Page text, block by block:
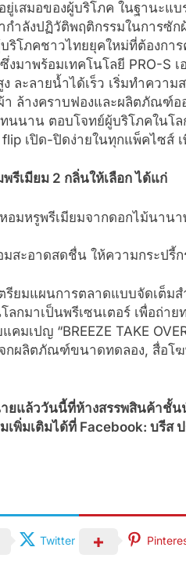
ยู่เสมอของผู้บริโภค ในฐานะ
ำลังปฏิวัติพฤติกรรมในการซั
ริโภคชาวไทยยุคใหม่ที่ต้องกา
มาพร้อมเทคโนโลยี PRO-S
ง ละลายน้ำได้เร็ว เริ่มทำคว
า ล้างคราบฟองและผลิตภัณฑ์
นนาน ตอบโจทย์ผู้บริโภคในโ
เปิด-ปิดง่ายในทุกแพ็คไซส์
เมียม 2 กลิ่นให้เลือก ได้แก่
อมหรูพรีเมียมจากดอกไม้นา
สะอาดสดชื่น ให้ความกระปรี้
รียมแผนการตลาดแบบจัดเต็ม
ลกมาเป็นพรีเซนเตอร์ เพื่อถ่
มเปญ “BREEZE TAKE
กผลิตภัณฑ์ขนาดทดลอง, สื่อ
ยแล้ววันนี้ที่ห้างสรรพสินค้าชั้
พิ่มเติมได้ที่ Facebook: บรีส
Twitter